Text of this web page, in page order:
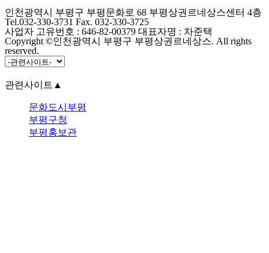
인천광역시 부평구 부평문화로 68 부평상권르네상스센터 4층
Tel.032-330-3731 Fax. 032-330-3725
사업자 고유번호 : 646-82-00379 대표자명 : 차준택
Copyright ©인천광역시 부평구 부평상권르네상스. All rights
reserved.
관련사이트 ▲
문화도시부평
부평구청
부평홍보관